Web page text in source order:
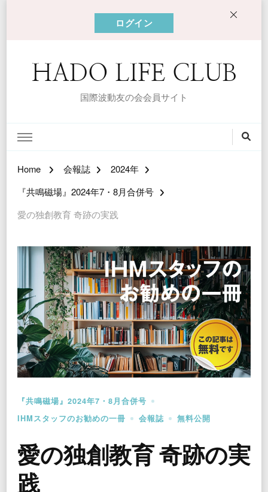
ログイン
HADO LIFE CLUB
国際波動友の会会員サイト
Home 会報誌
2024年
『共鳴磁場』2024年7・8月合併号
愛の独創教育 奇跡の実践
『共鳴磁場』2024年7・8月合併号
IHMスタッフのお勧めの一冊
会報誌 無料公開
愛の独創教育 奇跡の実
践